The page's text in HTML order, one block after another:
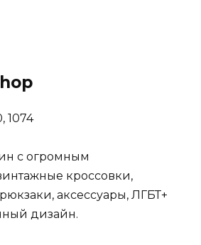
1074
с огромным
кроссовки,
аксессуары, ЛГБТ+
дизайн.